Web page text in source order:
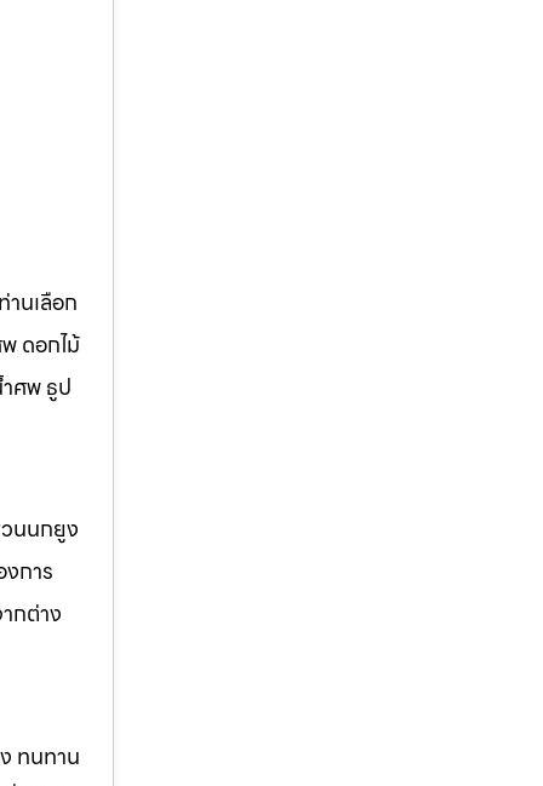
นเลือก
ดอกไม้
ศพ ธูป
นนกยูง
การ
กต่าง
ทนทาน